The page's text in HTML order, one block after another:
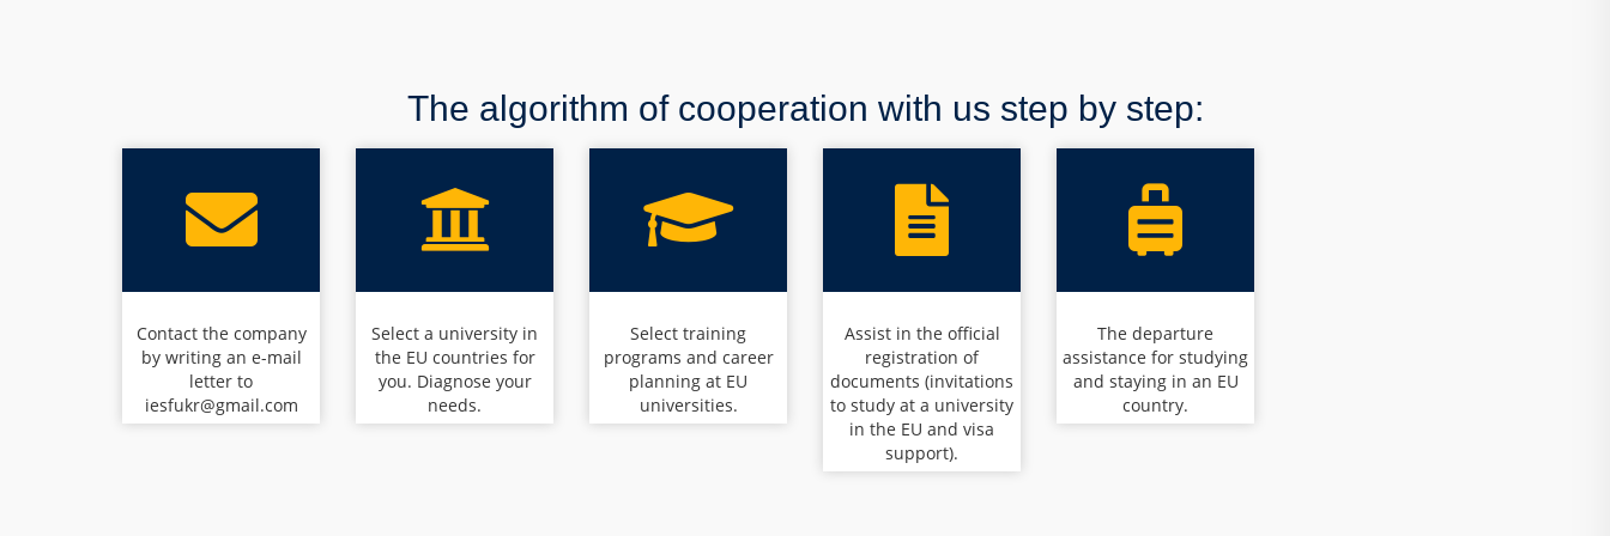
The algorithm of cooperation with us step by step:
Contact the company
by writing an e-mail
letter to
iesfukr@gmail.com
Select a university in
the EU countries for
you. Diagnose your
needs.
Select training
programs and career
planning at EU
universities.
Assist in the official
registration of
documents (invitations
to study at a university
in the EU and visa
support).
The departure
assistance for studying
and staying in an EU
country.